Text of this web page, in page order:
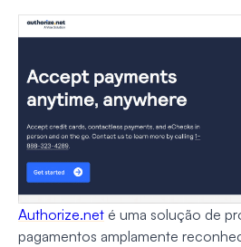
Authorize.net é uma solução de
pagamentos amplamente